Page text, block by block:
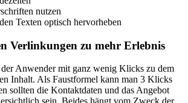
nutzen
Texten optisch hervorheben
Verlinkungen zu mehr Erlebnis
Anwender mit ganz wenig Klicks zu dem
Inhalt. Als Faustformel kann man 3 Klicks
sollten die Kontaktdaten und das Angebot